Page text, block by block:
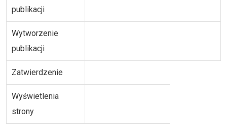
publikacji
Wytworzenie
publikacji
Zatwierdzenie
Wyświetlenia
strony